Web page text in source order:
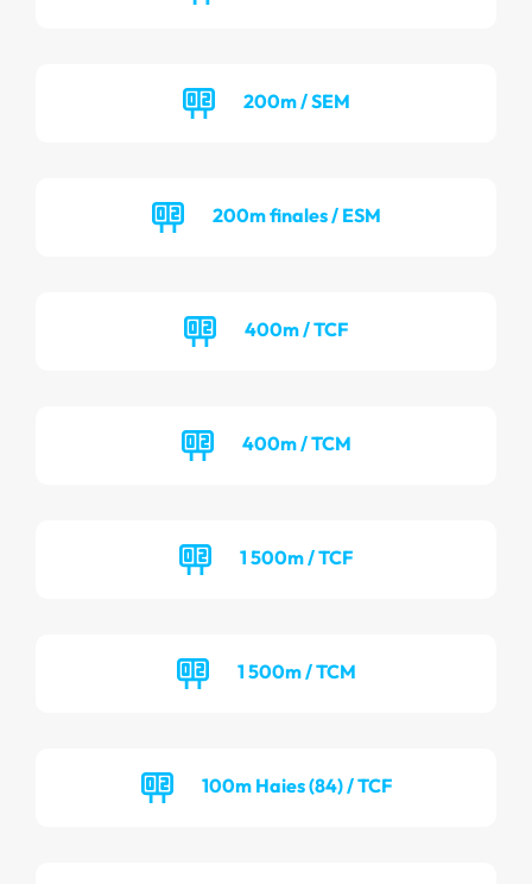
200m / SEM
200m finales / ESM
400m / TCF
400m / TCM
1 500m / TCF
1 500m / TCM
100m Haies (84) / TCF